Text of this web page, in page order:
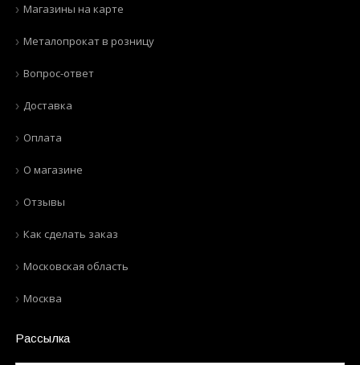
Магазины на карте
Металопрокат в розницу
Вопрос-ответ
Доставка
Оплата
О магазине
Отзывы
Как сделать заказ
Московская область
Москва
Рассылка